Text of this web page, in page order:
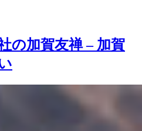
の加賀友禅 – 加賀